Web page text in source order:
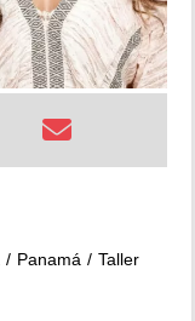
Panamá
Taller